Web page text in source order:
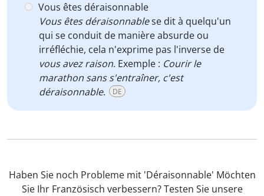
Vous êtes déraisonnable
Vous êtes déraisonnablese dit à quelqu'un
qui se conduit de manière absurde ou
irréfléchie, cela n'exprime pas l'inverse de
vous avez raison. Exemple : Courir le
marathon sans s'entraîner, c'est
déraisonnable. DE
Haben Sie noch Probleme mit 'Déraisonnable' Möchten
Sie Ihr Französisch verbessern? Testen Sie unsere